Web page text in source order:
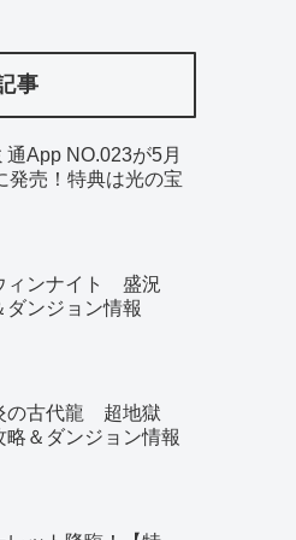
事
通App NO.023が5月
発売！特典は光の宝
ィンナイト 盛況
ダンジョン情報
の古代龍 超地獄
＆ダンジョン情報